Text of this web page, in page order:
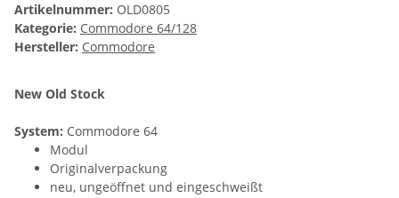
Artikelnummer: OLD0805
Kategorie: Commodore 64/128
Hersteller: Commodore
New Old Stock
System: Commodore 64
Modul
Originalverpackung
neu, ungeöffnet und eingeschweißt